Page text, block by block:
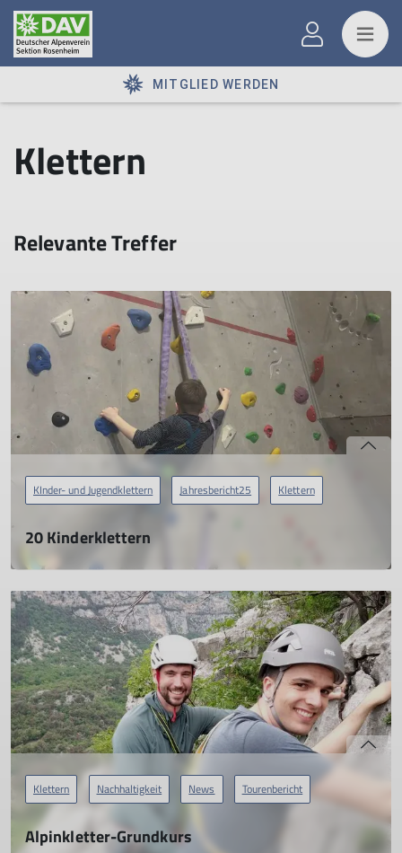
MITGLIED WERDEN
Klettern
Relevante Treffer
KInder- und Jugendklettern Jahresbericht25 Klettern
20 Kinderklettern
Jahresbericht 2025
mehr erfahren
Klettern Nachhaltigkeit News Tourenbericht
Alpinkletter-Grundkurs